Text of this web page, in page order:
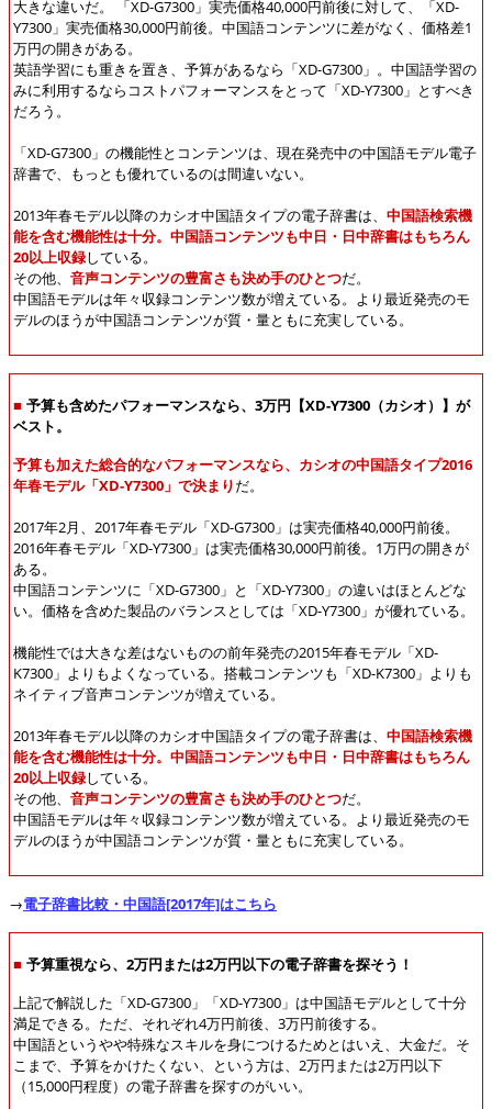
大きな違いだ。 「XD-G7300」実売価格40,000円前後に対して、「XD-
Y7300」実売価格30,000円前後。中国語コンテンツに差がなく、価格差1
万円の開きがある。
英語学習にも重きを置き、予算があるなら「XD-G7300」。中国語学習の
みに利用するならコストパフォーマンスをとって「XD-Y7300」とすべき
だろう。
「XD-G7300」の機能性とコンテンツは、現在発売中の中国語モデル電子
辞書で、もっとも優れているのは間違いない。
2013年春モデル以降のカシオ中国語タイプの電子辞書は、 中国語検索機
能を含む機能性は十分。中国語コンテンツも中日・日中辞書はもちろん
20以上収録している。
その他、 音声コンテンツの豊富さも決め手のひとつだ。
中国語モデルは年々収録コンテンツ数が増えている。より最近発売のモ
デルのほうが中国語コンテンツが質・量ともに充実している。
■ 予算も含めたパフォーマンスなら、3万円【XD-Y7300（カシオ）】が
ベスト。
予算も加えた総合的なパフォーマンスなら、カシオの中国語タイプ2016
年春モデル「XD-Y7300」で決まりだ。
2017年2月、2017年春モデル「XD-G7300」は実売価格40,000円前後。
2016年春モデル「XD-Y7300」は実売価格30,000円前後。1万円の開きが
ある。
中国語コンテンツに「XD-G7300」と「XD-Y7300」の違いはほとんどな
い。価格を含めた製品のバランスとしては「XD-Y7300」が優れている。
機能性では大きな差はないものの前年発売の2015年春モデル「XD-
K7300」よりもよくなっている。搭載コンテンツも「XD-K7300」よりも
ネイティブ音声コンテンツが増えている。
2013年春モデル以降のカシオ中国語タイプの電子辞書は、 中国語検索機
能を含む機能性は十分。中国語コンテンツも中日・日中辞書はもちろん
20以上収録している。
その他、 音声コンテンツの豊富さも決め手のひとつだ。
中国語モデルは年々収録コンテンツ数が増えている。より最近発売のモ
デルのほうが中国語コンテンツが質・量ともに充実している。
→電子辞書比較・中国語[2017年]はこちら
■ 予算重視なら、2万円または2万円以下の電子辞書を探そう！
上記で解説した「XD-G7300」「XD-Y7300」は中国語モデルとして十分
満足できる。ただ、それぞれ4万円前後、3万円前後する。
中国語というやや特殊なスキルを身につけるためとはいえ、大金だ。そ
こまで、予算をかけたくない、という方は、2万円または2万円以下
（15,000円程度）の電子辞書を探すのがいい。